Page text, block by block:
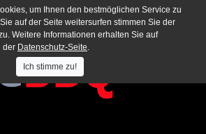
um Ihnen den bestmöglichen Service zu
auf der Seite weitersurfen stimmen Sie der
Weitere Informationen erhalten Sie auf
der Datenschutz-Seite.
Ich stimme zu!